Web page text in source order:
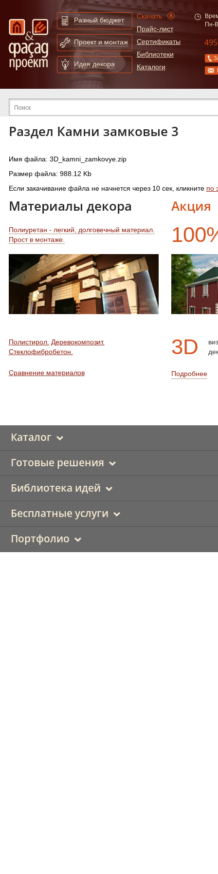
Разный бюджет
Проект и монтаж
Идея декора
Скачать
Прайс-лист
Сертификаты
Библиотеки
Каталоги
Пн-
Раздел Камни замковые 3
Имя файла: 3D_kamni_zamkovye.zip
Размер файла: 988.12 Kb
Если закачивание файла не начнется через 10 сек, кликните по
Акция
3D
Подробнее
Материалы декора
Полиуретан - легкий, долговечный материал.
Прост в монтаже.
Полистирол. Деревокомпозит.
Стеклофибробетон.
Сравнение материалов
Каталог
Готовые решения
Библиотека идей
Бесплатные услуги
Портфолио